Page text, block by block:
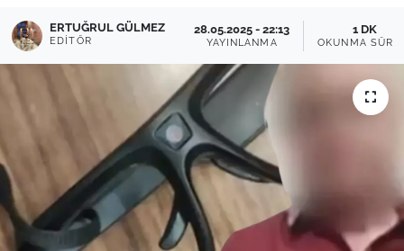
ERTUĞRUL GÜLMEZ
EDITÖR
28.05.2025 - 22:13
YAYINLANMA
1 DK
OKUNMA
Sağlık Personeli Alımı
Eğitim
Güncel
Kamu Alımları
Son Dakika Haberleri
Haber Arşivi